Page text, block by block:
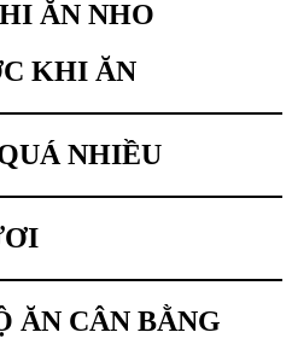
ĂN NHO
KHI ĂN
NHIỀU
ĂN CÂN BẰNG